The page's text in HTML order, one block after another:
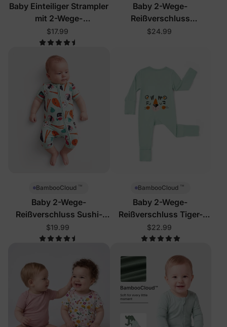
Baby Einteiliger Strampler
mit 2-Wege-
Reißverschluss
$17.99
Baby 2-Wege-
Reißverschluss
Dinosaurier-Schlafanzug
$24.99
BambooCloud ™
Baby 2-Wege-
Reißverschluss Sushi-
Strampler
$19.99
BambooCloud ™
Baby 2-Wege-
Reißverschluss Tiger-
Strampler
$22.99